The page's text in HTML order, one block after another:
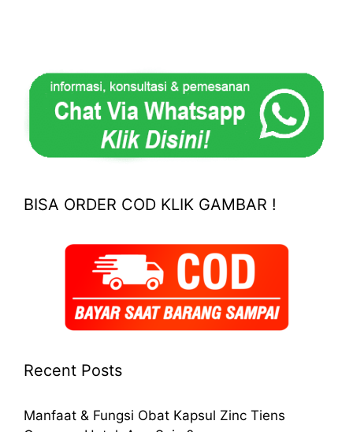
BISA ORDER COD KLIK GAMBAR !
Recent Posts
Manfaat & Fungsi Obat Kapsul Zinc Tiens